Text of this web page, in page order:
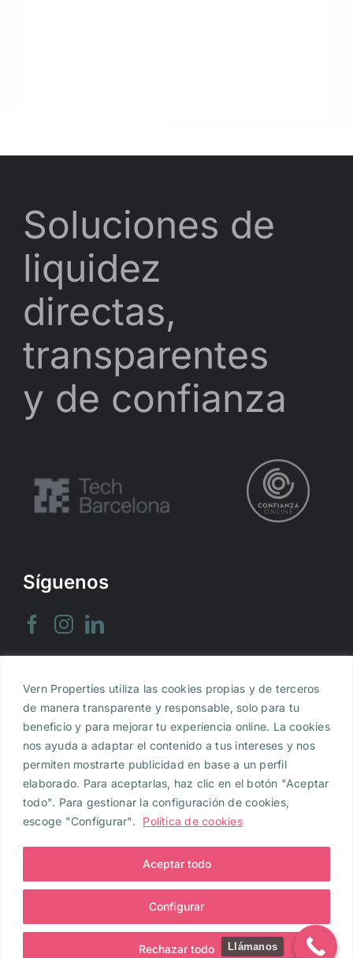
Vern Properties utiliza las cookies propias y de terceros
de manera transparente y responsable, solo para tu
beneficio y para mejorar tu experiencia online. La cookies
nos ayuda a adaptar el contenido a tus intereses y nos
permiten mostrarte publicidad en base a un perfil
elaborado. Para aceptarlas, haz clic en el botón "Aceptar
todo". Para gestionar la configuración de cookies,
escoge "Configurar".
Política de cookies
Configurar
Rechazar todo
Aceptar todo
Soluciones de
liquidez
directas,
transparentes
y de confianza
Síguenos
Aviso legal|Política de Privacidad| Política de
Cookies
Vern Properties, S.L., inscrita en el Registro
Mercantil de Barcelona al Tomo 47.622, Folio 148,
Hoja B-557.390, Inscripción 1. NIF B-2980639 e y con
domicilio en Calle Muntaner de Barcelona, 354, 4º
2ª, 08021 , Barcelona. Para cualquier consulta
puedes
2024. Todos los derechos reservados.
Llámanos